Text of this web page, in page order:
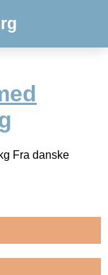
Fra danske